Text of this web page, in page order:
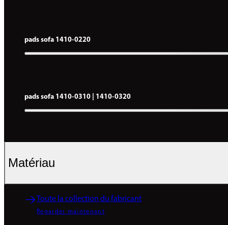
pads sofa 1410-0220
pads sofa 1410-0310 | 1410-0320
Matériau
Toute la collection du fabricant
Regarder maintenant